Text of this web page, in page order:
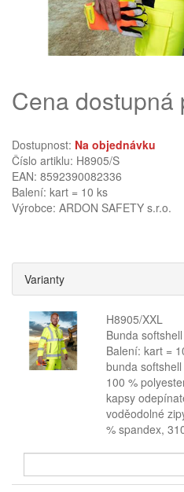
Cena
Dostupnost: Na objednávku
Číslo artiklu: H8905/S
EAN: 8592390082336
Balení: kart = 10 ks
Výrobce: ARDON SAFETY s.r.o.
Varianty
H8905/XXL
Bunda
Balení: kart =
bunda
100 %
kapsy
voděodolné
% spandex,